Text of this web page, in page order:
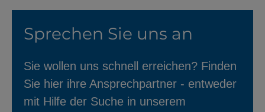
Sprechen Sie uns an
Sie wollen uns schnell erreichen? Finden
Sie hier ihre Ansprechpartner - entweder
mit Hilfe der Suche in unserem